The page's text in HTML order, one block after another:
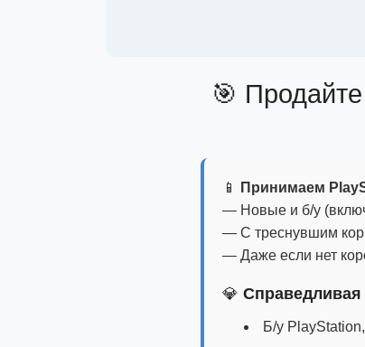
🎯 Продайте
📱
Принимаем
— Новые и б/у
— С треснувшим
— Даже если нет
💎 Справедливая
Б/у